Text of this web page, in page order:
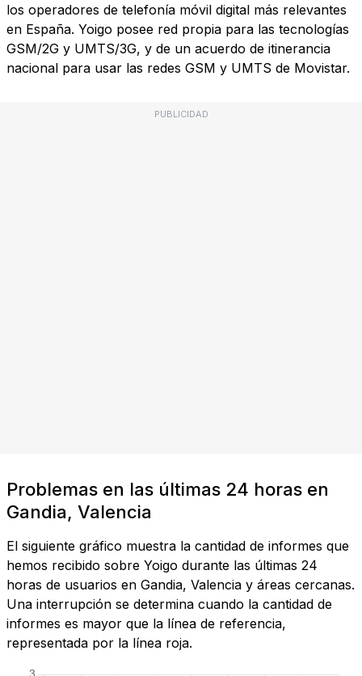
los operadores de telefonía móvil digital más relevantes
en España. Yoigo posee red propia para las tecnologías
GSM/2G y UMTS/3G, y de un acuerdo de itinerancia
nacional para usar las redes GSM y UMTS de Movistar.
PUBLICIDAD
Problemas en las últimas 24 horas en
Gandia, Valencia
El siguiente gráfico muestra la cantidad de informes que
hemos recibido sobre Yoigo durante las últimas 24
horas de usuarios en Gandia, Valencia y áreas cercanas.
Una interrupción se determina cuando la cantidad de
informes es mayor que la línea de referencia,
representada por la línea roja.